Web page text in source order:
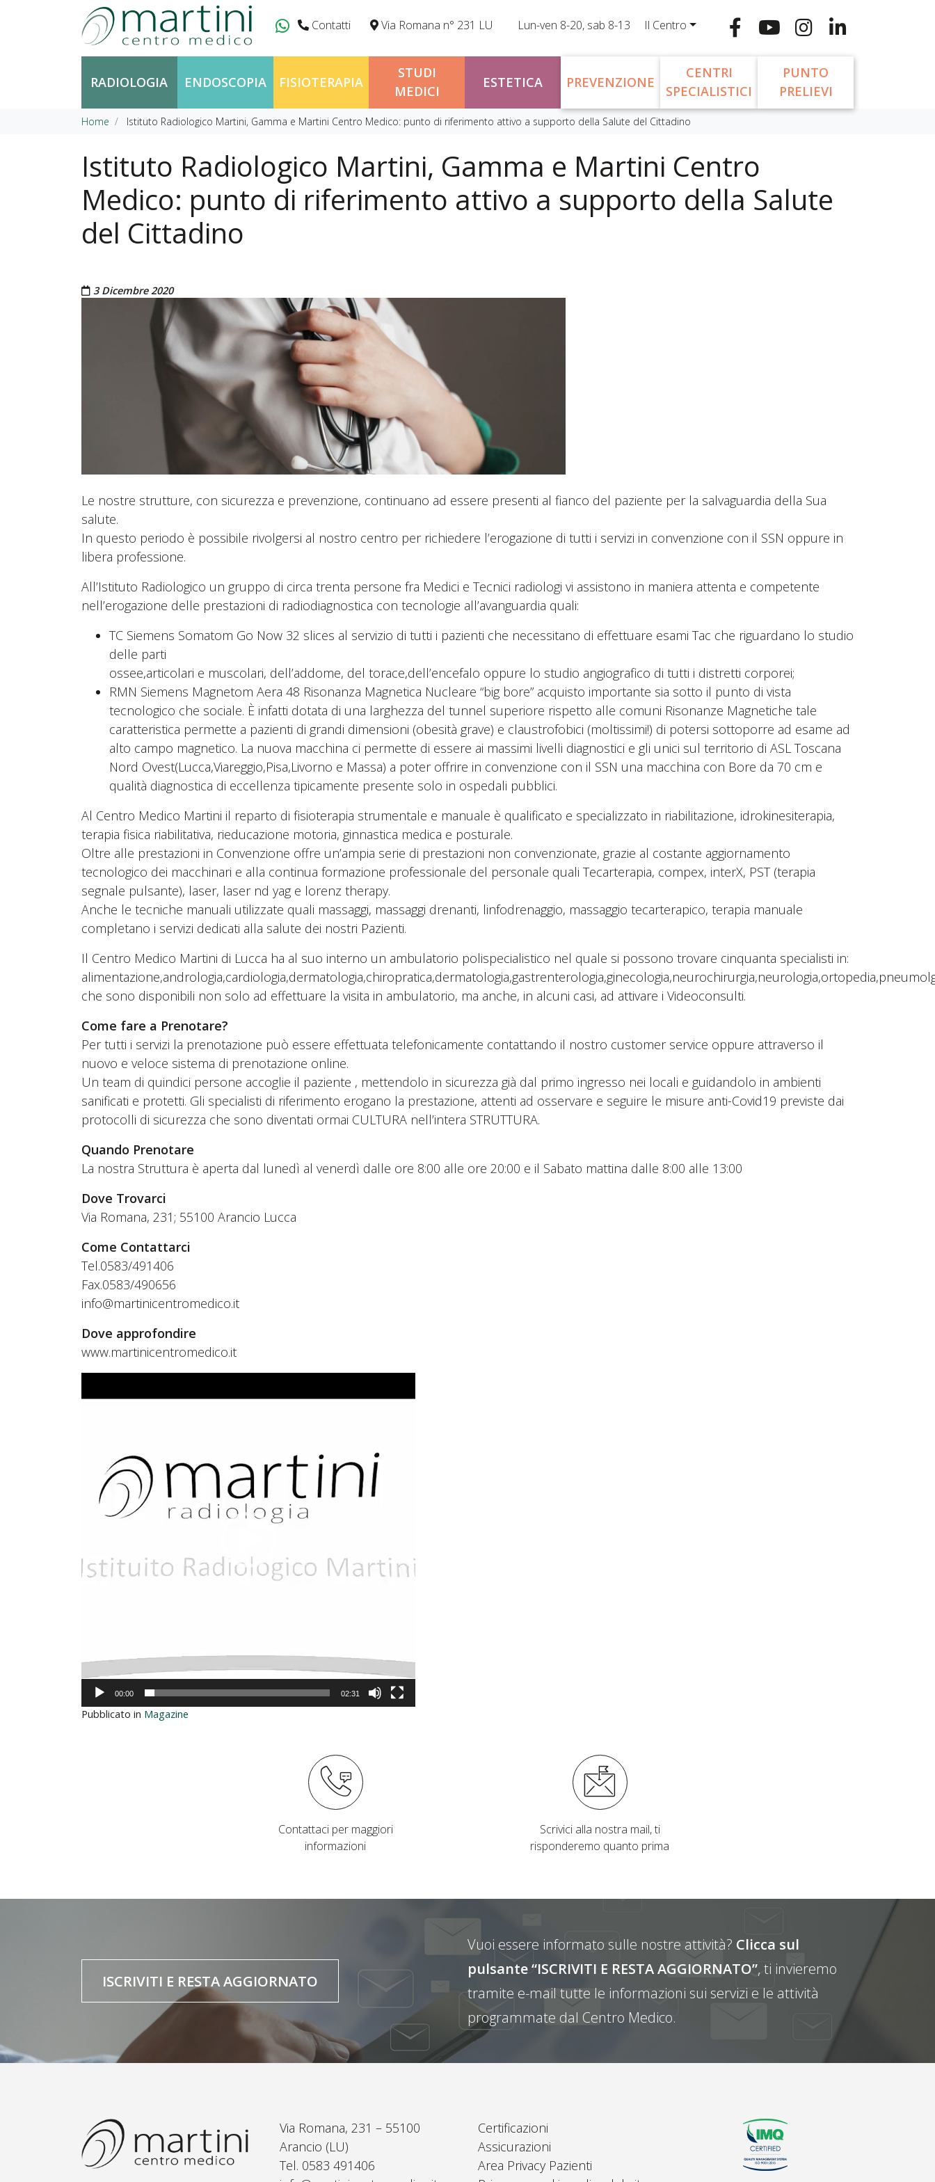
Vai al contenuto
Contatti Via Romana n° 231 LU Lun-ven 8-20, sab 8-13 Il Centro
RADIOLOGIA ENDOSCOPIA FISIOTERAPIA
STUDI
MEDICI
ESTETICA PREVENZIONE
CENTRI
SPECIALISTICI
PUNTO
PRELIEVI
Home Istituto Radiologico Martini, Gamma e Martini Centro Medico: punto di riferimento attivo a supporto della Salute del Cittadino
Istituto Radiologico Martini, Gamma e Martini Centro
Medico: punto di riferimento attivo a supporto della Salute
del Cittadino
Pubblicato il
3 Dicembre 2020
Le nostre strutture, con sicurezza e prevenzione, continuano ad essere presenti al fianco del paziente per la salvaguardia della Sua
salute.
In questo periodo è possibile rivolgersi al nostro centro per richiedere l’erogazione di tutti i servizi in convenzione con il SSN oppure in
libera professione.
All’Istituto Radiologico un gruppo di circa trenta persone fra Medici e Tecnici radiologi vi assistono in maniera attenta e competente
nell’erogazione delle prestazioni di radiodiagnostica con tecnologie all’avanguardia quali:
TC Siemens Somatom Go Now 32 slices al servizio di tutti i pazienti che necessitano di effettuare esami Tac che riguardano lo studio
delle parti
ossee,articolari e muscolari, dell’addome, del torace,dell’encefalo oppure lo studio angiografico di tutti i distretti corporei;
RMN Siemens Magnetom Aera 48 Risonanza Magnetica Nucleare “big bore” acquisto importante sia sotto il punto di vista
tecnologico che sociale. È infatti dotata di una larghezza del tunnel superiore rispetto alle comuni Risonanze Magnetiche tale
caratteristica permette a pazienti di grandi dimensioni (obesità grave) e claustrofobici (moltissimi!) di potersi sottoporre ad esame ad
alto campo magnetico. La nuova macchina ci permette di essere ai massimi livelli diagnostici e gli unici sul territorio di ASL Toscana
Nord Ovest(Lucca,Viareggio,Pisa,Livorno e Massa) a poter offrire in convenzione con il SSN una macchina con Bore da 70 cm e
qualità diagnostica di eccellenza tipicamente presente solo in ospedali pubblici.
Al Centro Medico Martini il reparto di fisioterapia strumentale e manuale è qualificato e specializzato in riabilitazione, idrokinesiterapia,
terapia fisica riabilitativa, rieducazione motoria, ginnastica medica e posturale.
Oltre alle prestazioni in Convenzione offre un’ampia serie di prestazioni non convenzionate, grazie al costante aggiornamento
tecnologico dei macchinari e alla continua formazione professionale del personale quali Tecarterapia, compex, interX, PST (terapia
segnale pulsante), laser, laser nd yag e lorenz therapy.
Anche le tecniche manuali utilizzate quali massaggi, massaggi drenanti, linfodrenaggio, massaggio tecarterapico, terapia manuale
completano i servizi dedicati alla salute dei nostri Pazienti.
Il Centro Medico Martini di Lucca ha al suo interno un ambulatorio polispecialistico nel quale si possono trovare cinquanta specialisti in:
che sono disponibili non solo ad effettuare la visita in ambulatorio, ma anche, in alcuni casi, ad attivare i Videoconsulti.
Come fare a Prenotare?
Per tutti i servizi la prenotazione può essere effettuata telefonicamente contattando il nostro customer service oppure attraverso il
nuovo e veloce sistema di prenotazione online.
Un team di quindici persone accoglie il paziente , mettendolo in sicurezza già dal primo ingresso nei locali e guidandolo in ambienti
sanificati e protetti. Gli specialisti di riferimento erogano la prestazione, attenti ad osservare e seguire le misure anti-Covid19 previste dai
protocolli di sicurezza che sono diventati ormai CULTURA nell’intera STRUTTURA.
Quando Prenotare
La nostra Struttura è aperta dal lunedì al venerdì dalle ore 8:00 alle ore 20:00 e il Sabato mattina dalle 8:00 alle 13:00
Dove Trovarci
Via Romana, 231; 55100 Arancio Lucca
Come Contattarci
Tel.0583/491406
Fax.0583/490656
info@martinicentromedico.it
Dove approfondire
www.martinicentromedico.it
Player
00:00 02:31
Pubblicato in Magazine
Contattaci per maggiori
informazioni
Scrivici alla nostra mail, ti
risponderemo quanto prima
ISCRIVITI E RESTA AGGIORNATO
Vuoi essere informato sulle nostre attività? Clicca sul
pulsante “ISCRIVITI E RESTA AGGIORNATO”, ti invieremo
tramite e-mail tutte le informazioni sui servizi e le attività
programmate dal Centro Medico.
Via Romana, 231 – 55100
Arancio (LU)
Tel. 0583 491406
Certificazioni
Assicurazioni
Area Privacy Pazienti